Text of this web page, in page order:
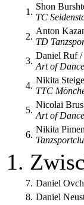
1.
Shon
TC
2.
Anton
TD
3.
Daniel Ruf /
Art of
4.
Nikita
TTC
5.
Nicolai
Art of
6.
Nikita
1.
7. Daniel
8. Daniel